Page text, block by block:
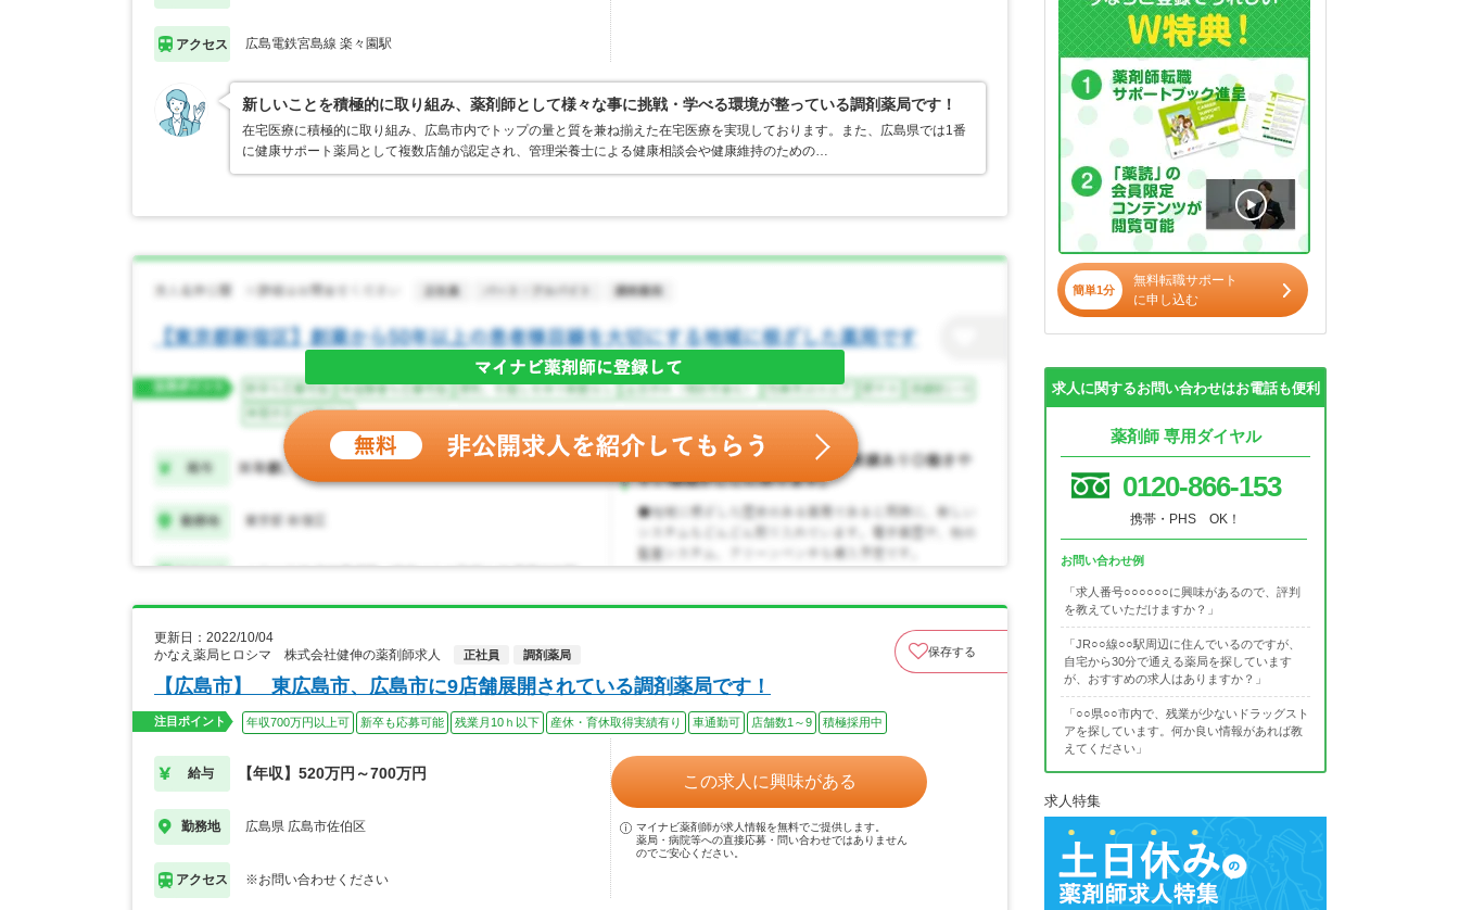
アクセス 広島電鉄宮島線 楽々園駅
新しいことを積極的に取り組み、薬剤師として様々な事に挑戦・学べる環境が整っている調剤薬局です！
在宅医療に積極的に取り組み、広島市内でトップの量と質を兼ね揃えた在宅医療を実現しております。また、広島県では1番
に健康サポート薬局として複数店舗が認定され、管理栄養士による健康相談会や健康維持のための…
更新日：2022/10/04
かなえ薬局ヒロシマ 株式会社健伸の薬剤師求人
正社員 調剤薬局 保存する
【広島市】 東広島市、広島市に9店舗展開されている調剤薬局です！
注目ポイント 年収700万円以上可 新卒も応募可能 残業月10ｈ以下 産休・育休取得実績有り 車通勤可 店舗数1～9 積極採用中
給与 【年収】520万円～700万円
勤務地 広島県 広島市佐伯区
アクセス ※お問い合わせください
この求人に興味がある
マイナビ薬剤師が求人情報を無料でご提供します。
薬局・病院等への直接応募・問い合わせではありません
のでご安心ください。
簡単1分
無料転職サポート
に申し込む
求人に関するお問い合わせはお電話も便利
薬剤師 専用ダイヤル
0120-866-153
携帯・PHS OK！
お問い合わせ例
「求人番号○○○○○○に興味があるので、評判
を教えていただけますか？」
「JR○○線○○駅周辺に住んでいるのですが、
自宅から30分で通える薬局を探しています
が、おすすめの求人はありますか？」
「○○県○○市内で、残業が少ないドラッグスト
アを探しています。何か良い情報があれば教
えてください」
求人特集